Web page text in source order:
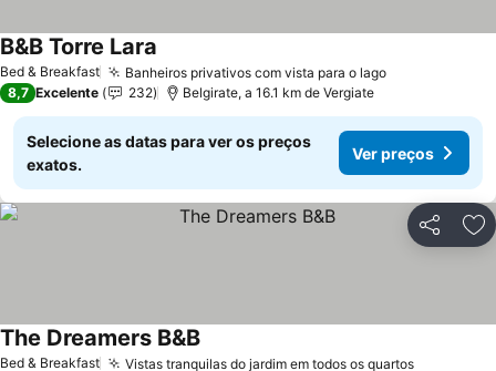
Bed & Breakfast Banheiros privativos com vista para o lagoVer preços
B&B Torre Lara
8,7 Excelente 232 Belgirate, a 16.1 km de Vergiate
Selecione as datas para ver os preços
exatos.
Ver preços
Partilhar
Bed & Breakfast Vistas tranquilas do jardim em todos os quartosVer
The Dreamers B&BVer preços